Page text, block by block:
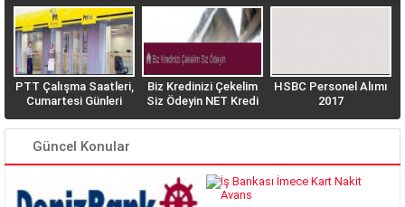
PTT Çalışma Saatleri,
Cumartesi Günleri
Olan Şubeler Hangisi?
Biz Kredinizi Çekelim
Siz Ödeyin NET Kredi
HSBC Personel Alımı
2017
Güncel Konular